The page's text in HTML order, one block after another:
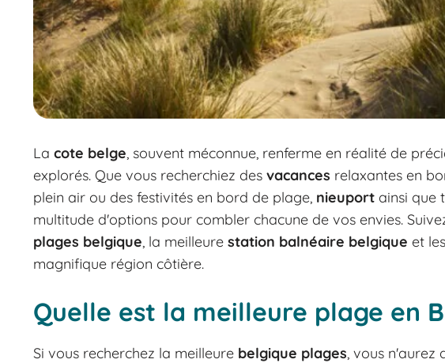
La cote belge, souvent méconnue, renferme en réalité de
explorés. Que vous recherchiez des vacances relaxantes en
plein air ou des festivités en bord de plage, nieuport ainsi que
multitude d'options pour combler chacune de vos envies.
plages belgique, la meilleure station balnéaire belgique et
magnifique région côtière.
Quelle est la meilleure plage en
Si vous recherchez la meilleure belgique plages, vous n'aurez